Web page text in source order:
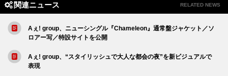
関連ニュース RELATED NEWS
Aぇ! group、ニューシングル『Chameleon』通常盤ジャケット／ソ
ロアー写／特設サイトを公開
Aぇ! group、“スタイリッシュで大人な都会の夜”を新ビジュアルで
表現